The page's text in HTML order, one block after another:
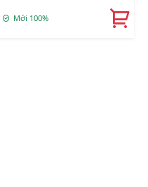
Mới 100%